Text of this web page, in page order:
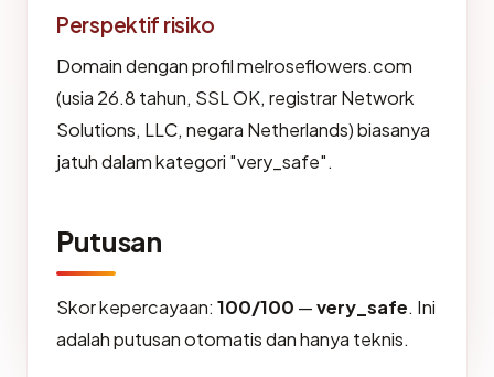
Perspektif risiko
Domain dengan profil melroseflowers.com
(usia 26.8 tahun, SSL OK, registrar Network
Solutions, LLC, negara Netherlands) biasanya
jatuh dalam kategori "very_safe".
Putusan
Skor kepercayaan: 100/100 —very_safe. Ini
adalah putusan otomatis dan hanya teknis.